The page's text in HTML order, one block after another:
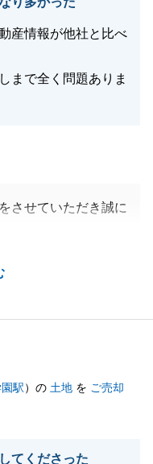
産情報が他社と比べ
まで全く問題ありま
させていただき誠に
サポートさせていた
駅）の 土地 を ご売却
てくださった